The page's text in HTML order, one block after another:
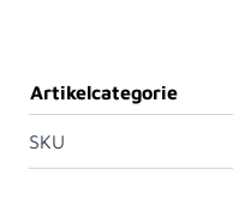
Artikelcategorie
SKU